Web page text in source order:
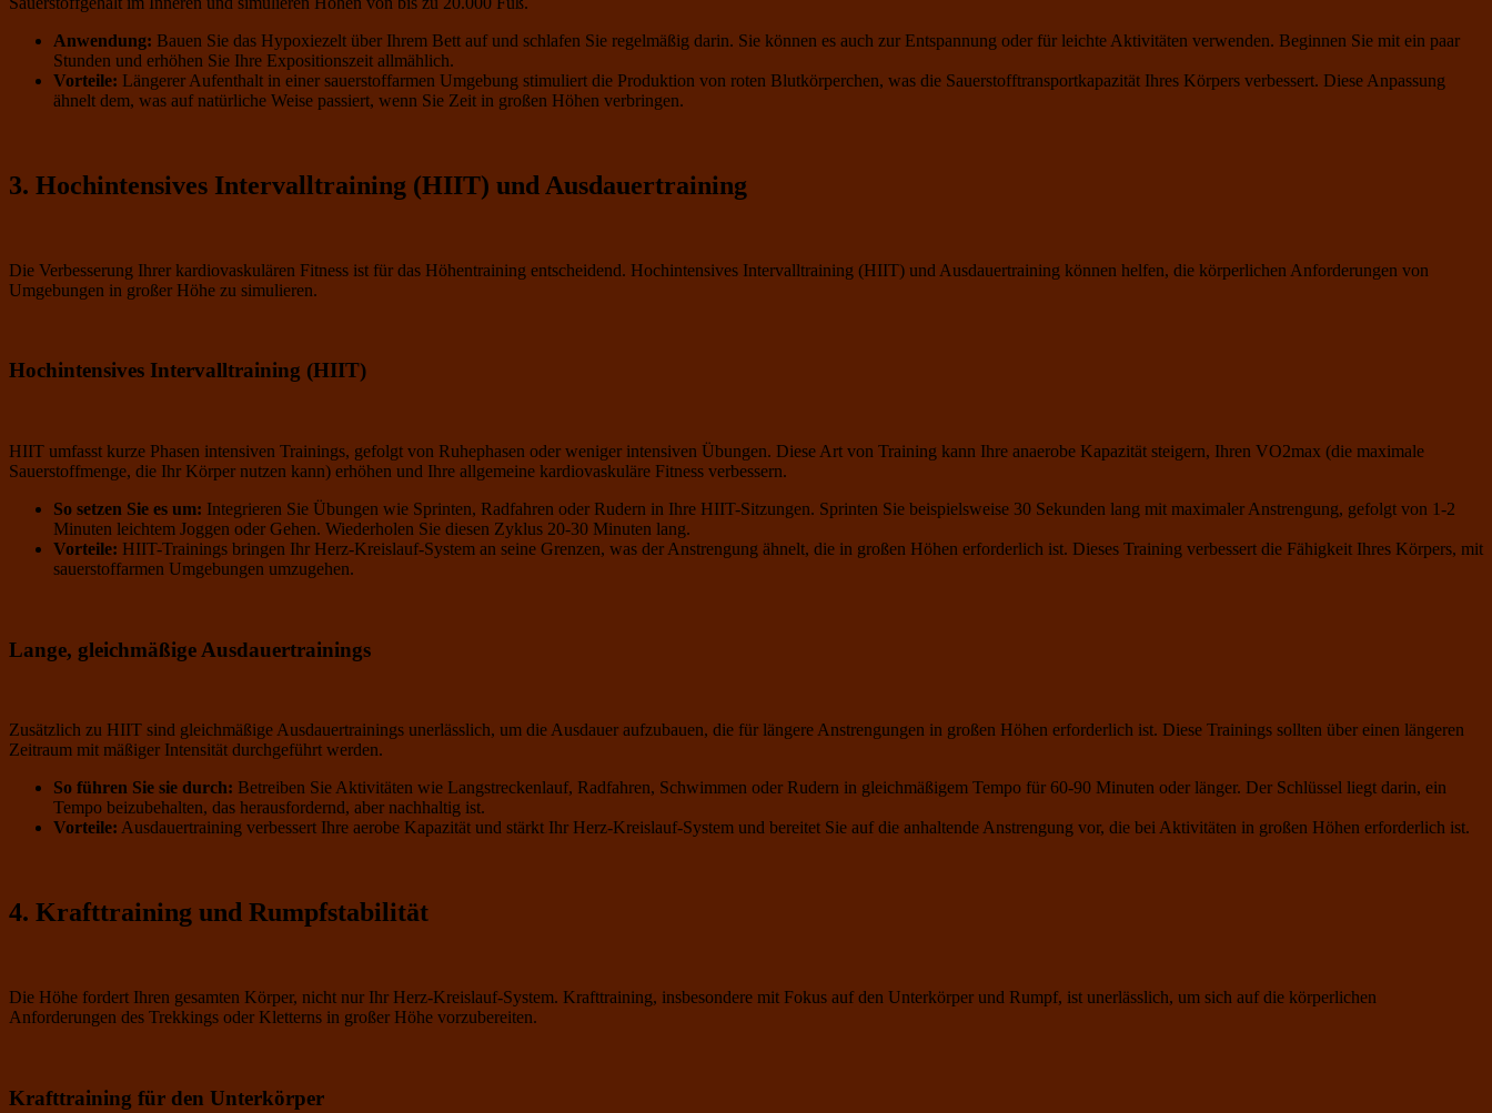
Anwendung: Bauen Sie das Hypoxiezelt über Ihrem Bett auf und schlafen Sie regelmäßig darin. Sie können es auch zur Entspannung oder für leichte Aktivitäten verwenden. Beginnen Sie mit ein paar
Stunden und erhöhen Sie Ihre Expositionszeit allmählich.
Vorteile: Längerer Aufenthalt in einer sauerstoffarmen Umgebung stimuliert die Produktion von roten Blutkörperchen, was die Sauerstofftransportkapazität Ihres Körpers verbessert. Diese Anpassung
ähnelt dem, was auf natürliche Weise passiert, wenn Sie Zeit in großen Höhen verbringen.
3. Hochintensives Intervalltraining (HIIT) und Ausdauertraining
Die Verbesserung Ihrer kardiovaskulären Fitness ist für das Höhentraining entscheidend. Hochintensives Intervalltraining (HIIT) und Ausdauertraining können helfen, die körperlichen Anforderungen von
Umgebungen in großer Höhe zu simulieren.
Hochintensives Intervalltraining (HIIT)
HIIT umfasst kurze Phasen intensiven Trainings, gefolgt von Ruhephasen oder weniger intensiven Übungen. Diese Art von Training kann Ihre anaerobe Kapazität steigern, Ihren VO2max (die maximale
Sauerstoffmenge, die Ihr Körper nutzen kann) erhöhen und Ihre allgemeine kardiovaskuläre Fitness verbessern.
So setzen Sie es um: Integrieren Sie Übungen wie Sprinten, Radfahren oder Rudern in Ihre HIIT-Sitzungen. Sprinten Sie beispielsweise 30 Sekunden lang mit maximaler Anstrengung, gefolgt von 1-2
Minuten leichtem Joggen oder Gehen. Wiederholen Sie diesen Zyklus 20-30 Minuten lang.
Vorteile: HIIT-Trainings bringen Ihr Herz-Kreislauf-System an seine Grenzen, was der Anstrengung ähnelt, die in großen Höhen erforderlich ist. Dieses Training verbessert die Fähigkeit Ihres Körpers, mit
sauerstoffarmen Umgebungen umzugehen.
Lange, gleichmäßige Ausdauertrainings
Zusätzlich zu HIIT sind gleichmäßige Ausdauertrainings unerlässlich, um die Ausdauer aufzubauen, die für längere Anstrengungen in großen Höhen erforderlich ist. Diese Trainings sollten über einen längeren
Zeitraum mit mäßiger Intensität durchgeführt werden.
So führen Sie sie durch: Betreiben Sie Aktivitäten wie Langstreckenlauf, Radfahren, Schwimmen oder Rudern in gleichmäßigem Tempo für 60-90 Minuten oder länger. Der Schlüssel liegt darin, ein
Tempo beizubehalten, das herausfordernd, aber nachhaltig ist.
Vorteile: Ausdauertraining verbessert Ihre aerobe Kapazität und stärkt Ihr Herz-Kreislauf-System und bereitet Sie auf die anhaltende Anstrengung vor, die bei Aktivitäten in großen Höhen erforderlich ist.
4. Krafttraining und Rumpfstabilität
Die Höhe fordert Ihren gesamten Körper, nicht nur Ihr Herz-Kreislauf-System. Krafttraining, insbesondere mit Fokus auf den Unterkörper und Rumpf, ist unerlässlich, um sich auf die körperlichen
Anforderungen des Trekkings oder Kletterns in großer Höhe vorzubereiten.
Krafttraining für den Unterkörper